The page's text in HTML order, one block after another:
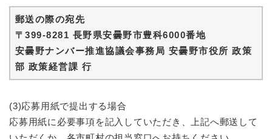
郵送の際の宛先
〒399-8281 長野県安曇野市豊科6000番地
安曇野ナンバー推進協議会事務局 安曇野市役所 政策
部 政策経営課 行
(3)応募用紙で提出する場合
応募用紙に必要事項を記入していただき、上記へ郵送して